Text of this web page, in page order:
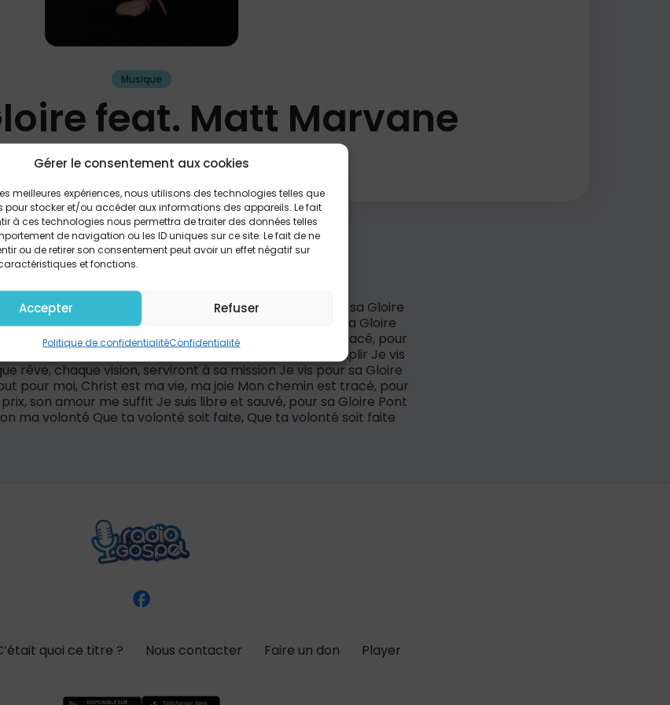
Gérer le consentement aux cookies
meilleures expériences, nous utilisons des technologies telles que
pour stocker et/ou accéder aux informations des appareils. Le fait
à ces technologies nous permettra de traiter des données telles
de navigation ou les ID uniques sur ce site. Le fait de ne
ou de retirer son consentement peut avoir un effet négatif sur
et fonctions.
Accepter Refuser
Politique de confidentialitéConfidentialité
Musique
feat. Matt Marvane
Résistance
PARTAGER
chaque moment, en ce lieu, en cet instant Je vis pour sa Gloire
pensée, tout endroit que foule mes pieds Je vis pour sa Gloire
pour moi, Christ est ma vie, ma joie Mon chemin est tracé, pour
envie, chaque désir pour lui seul doivent s’accomplir Je vis
rêve, chaque vision, serviront à sa mission Je vis pour sa Gloire
pour moi, Christ est ma vie, ma joie Mon chemin est tracé, pour
son amour me suffit Je suis libre et sauvé, pour sa Gloire Pont
ma volonté Que ta volonté soit faite, Que ta volonté soit faite
quoi ce titre ? Nous contacter Faire un don Player